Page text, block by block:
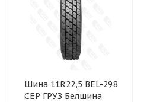
Шина 11R22,5 BEL-298
СЕР ГРУЗ Белшина